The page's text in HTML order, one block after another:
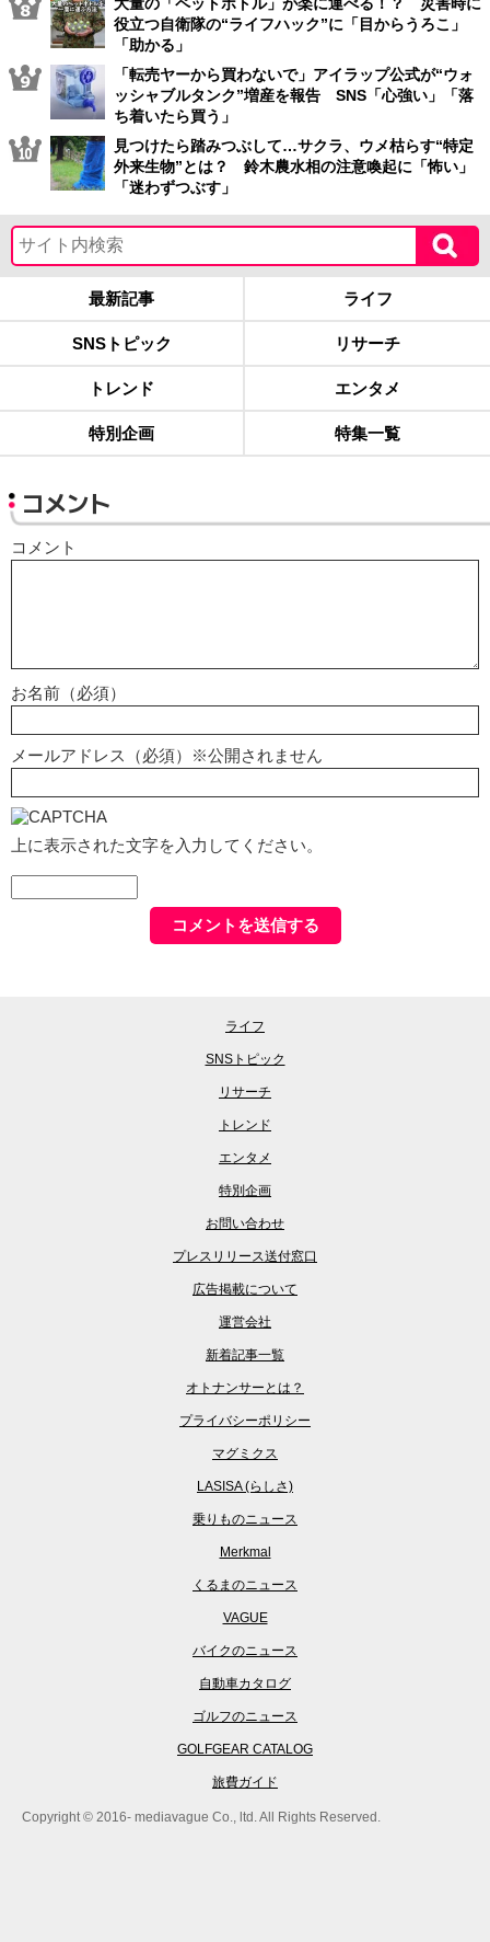
役立つ自衛隊の“ライフハック”に「目からうろこ」
「助かる」
「転売ヤーから買わないで」アイラップ公式が“ウォ
ッシャブルタンク”増産を報告 SNS「心強い」「落
ち着いたら買う」
見つけたら踏みつぶして…サクラ、ウメ枯らす“特定
外来生物”とは？ 鈴木農水相の注意喚起に「怖い」
「迷わずつぶす」
最新記事 ライフ
SNSトピック リサーチ
トレンド エンタメ
特別企画 特集一覧
コメント
コメント
お名前（必須）
メールアドレス（必須）※公開されません
上に表示された文字を入力してください。
ライフ
SNSトピック
リサーチ
トレンド
エンタメ
特別企画
お問い合わせ
プレスリリース送付窓口
広告掲載について
運営会社
新着記事一覧
オトナンサーとは？
プライバシーポリシー
マグミクス
LASISA (らしさ)
乗りものニュース
Merkmal
くるまのニュース
VAGUE
バイクのニュース
自動車カタログ
ゴルフのニュース
GOLFGEAR CATALOG
旅費ガイド
Copyright © 2016- mediavague Co., ltd. All Rights Reserved.